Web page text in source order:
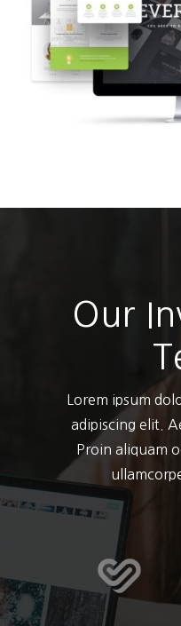
Our
Lorem ipsum
adipiscing elit.
Proin aliquam